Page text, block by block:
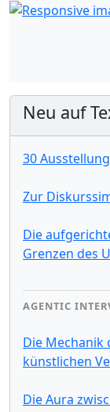
Neu auf
30
Zur
Die
Grenzen des
AGENTIC
Die Mechanik
künstlichen
Die Aura